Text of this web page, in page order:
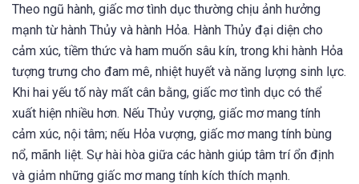
Theo ngũ hành, giấc mơ tình dục thường chịu ảnh hưởng
mạnh từ hành Thủy và hành Hỏa. Hành Thủy đại diện cho
cảm xúc, tiềm thức và ham muốn sâu kín, trong khi hành Hỏa
tượng trưng cho đam mê, nhiệt huyết và năng lượng sinh lực.
Khi hai yếu tố này mất cân bằng, giấc mơ tình dục có thể
xuất hiện nhiều hơn. Nếu Thủy vượng, giấc mơ mang tính
cảm xúc, nội tâm; nếu Hỏa vượng, giấc mơ mang tính bùng
nổ, mãnh liệt. Sự hài hòa giữa các hành giúp tâm trí ổn định
và giảm những giấc mơ mang tính kích thích mạnh.